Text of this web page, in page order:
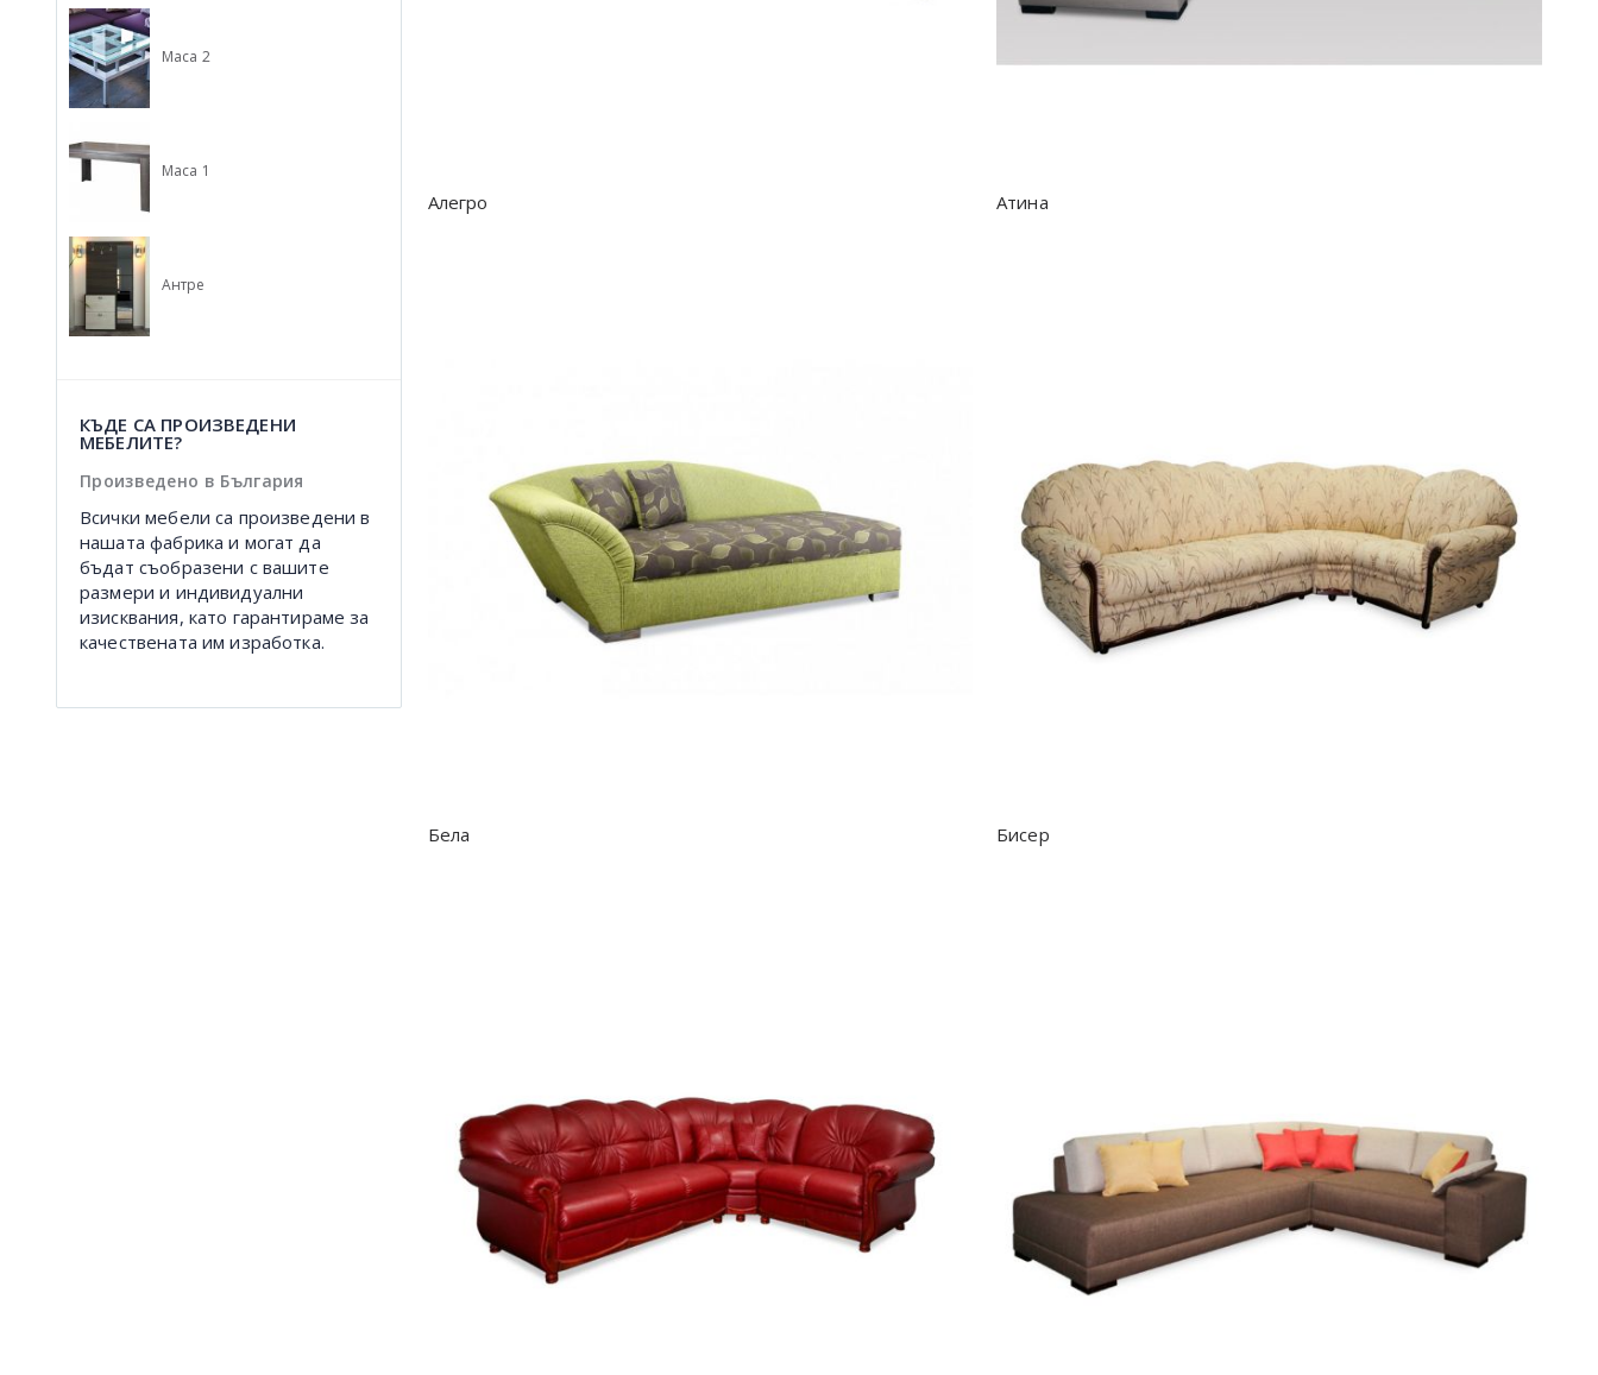
Алегро Атина
Бела Бисер
Маса 2
Маса 1
Антре
КЪДЕ СА ПРОИЗВЕДЕНИ
МЕБЕЛИТЕ?
Произведено в България
Всички мебели са произведени в
нашата фабрика и могат да
бъдат съобразени с вашите
размери и индивидуални
изисквания, като гарантираме за
качествената им изработка.